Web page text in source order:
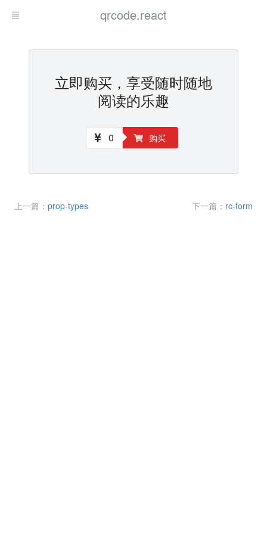
qrcode.react
立即购买，享受随时随地
阅读的乐趣
0 购买
上一篇： prop-types 下一篇： rc-form